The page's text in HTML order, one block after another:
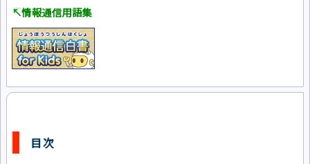
↸情報通信用語集
目次